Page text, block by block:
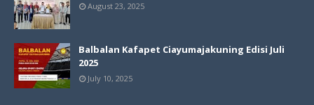
August 23, 2025
Balbalan Kafapet Ciayumajakuning Edisi Juli
2025
July 10, 2025